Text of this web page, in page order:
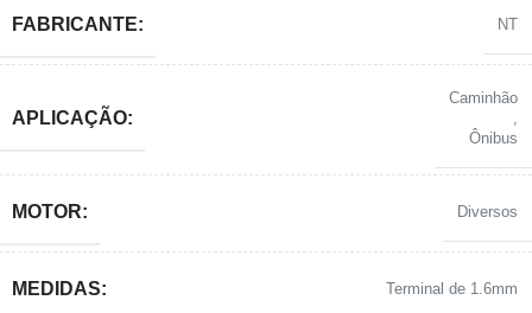
FABRICANTE: NT
APLICAÇÃO:
Caminhão
Ônibus
MOTOR: Diversos
MEDIDAS: Terminal de 1.6mm